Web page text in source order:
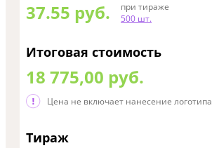
37.55 руб.
при тираже
500 шт.
Итоговая стоимость
18 775,00 руб.
Цена не включает нанесение логотипа
Тираж